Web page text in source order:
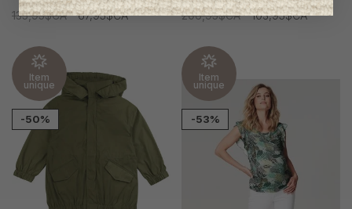
135,95$CA
67,95$CA
206,95$CA
103,95$CA
Item
unique
-50%
Item
unique
-53%